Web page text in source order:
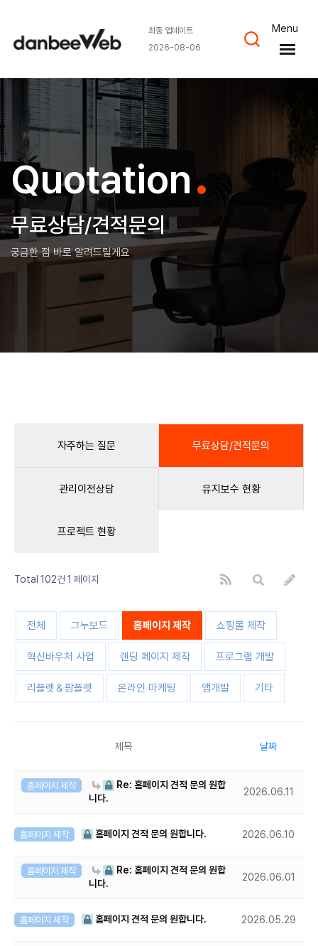
최종 업데이트
2026-08-06
Menu
Quotation.
무료상담/견적문의
궁금한 점 바로 알려드릴게요
자주하는 질문 무료상담/견적문의
관리이전상담 유지보수 현황
프로젝트 현황
Total 102건 1 페이지
전체 그누보드 홈페이지 제작 쇼핑몰 제작
혁신바우처 사업 랜딩 페이지 제작 프로그램 개발
리플렛＆팜플렛 온라인 마케팅 앱개발 기타
제목 날짜
홈페이지 제작
Re: 홈페이지 견적 문의 원합
니다.
2026.06.11
홈페이지 제작 홈페이지 견적 문의 원합니다. 2026.06.10
홈페이지 제작
Re: 홈페이지 견적 문의 원합
니다.
2026.06.01
홈페이지 제작 홈페이지 견적 문의 원합니다. 2026.05.29